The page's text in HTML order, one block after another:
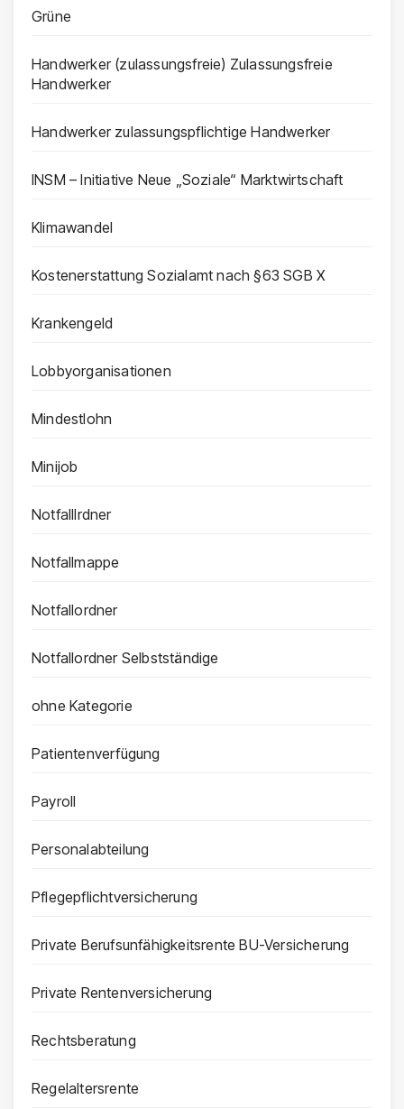
Grüne
Handwerker (zulassungsfreie) Zulassungsfreie
Handwerker
Handwerker zulassungspflichtige Handwerker
INSM – Initiative Neue „Soziale“ Marktwirtschaft
Klimawandel
Kostenerstattung Sozialamt nach §63 SGB X
Krankengeld
Lobbyorganisationen
Mindestlohn
Minijob
Notfalllrdner
Notfallmappe
Notfallordner
Notfallordner Selbstständige
ohne Kategorie
Patientenverfügung
Payroll
Personalabteilung
Pflegepflichtversicherung
Private Berufsunfähigkeitsrente BU-Versicherung
Private Rentenversicherung
Rechtsberatung
Regelaltersrente